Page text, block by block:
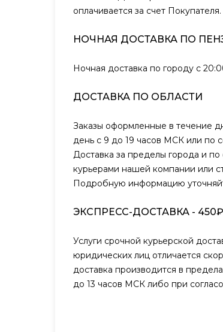
оплачивается за счет Покупателя.
НОЧНАЯ ДОСТАВКА ПО
Ночная доставка по городу с
ДОСТАВКА ПО ОБЛАСТИ
Заказы оформленные в течение
день с 9 до 19 часов МСК или по
Доставка за пределы города и по
курьерами нашей компании или
Подробную информацию
ЭКСПРЕСС-ДОСТАВКА -
Услуги срочной курьерской
юридических лиц отличается
доставка производится в
до 13 часов МСК либо при